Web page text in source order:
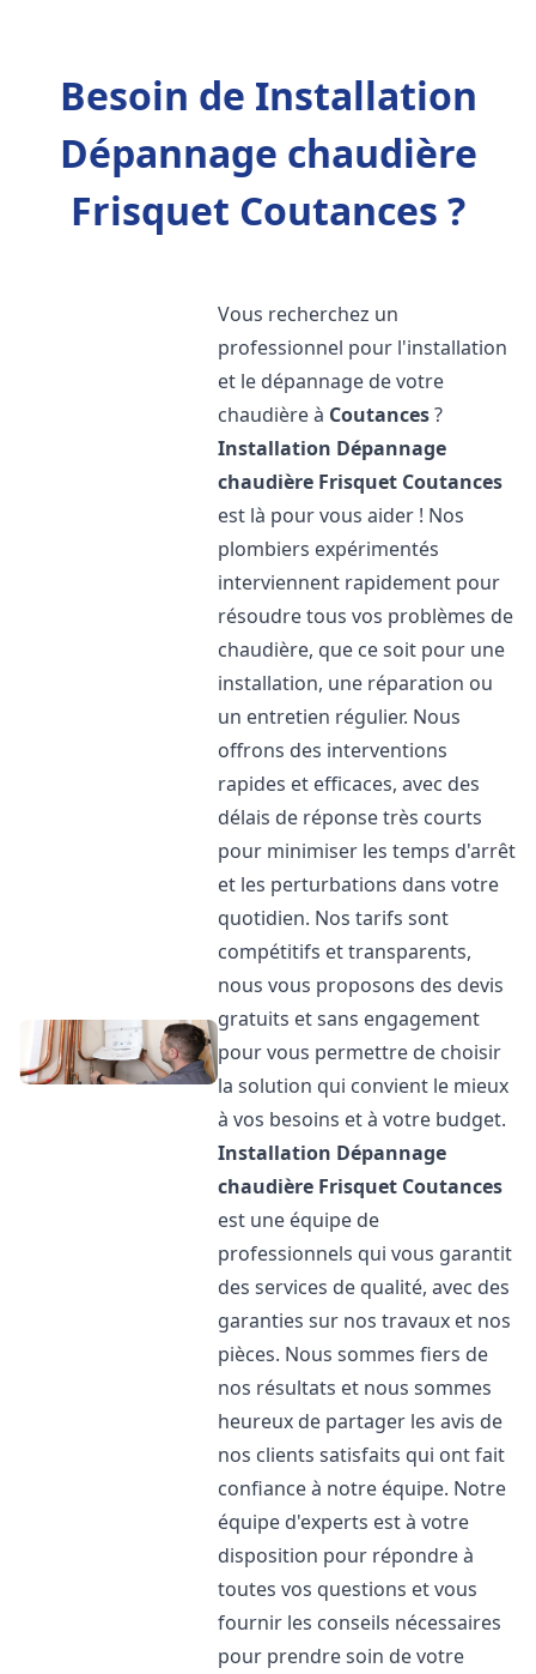
Besoin de Installation
Dépannage chaudière
Frisquet Coutances ?
Vous recherchez un
professionnel pour l'installation
et le dépannage de votre
chaudière à Coutances?
Installation Dépannage
chaudière Frisquet Coutances
est là pour vous aider ! Nos
plombiers expérimentés
interviennent rapidement pour
résoudre tous vos problèmes de
chaudière, que ce soit pour une
installation, une réparation ou
un entretien régulier. Nous
offrons des interventions
rapides et efficaces, avec des
délais de réponse très courts
pour minimiser les temps d'arrêt
et les perturbations dans votre
quotidien. Nos tarifs sont
compétitifs et transparents,
nous vous proposons des devis
gratuits et sans engagement
pour vous permettre de choisir
la solution qui convient le mieux
à vos besoins et à votre budget.
Installation Dépannage
chaudière Frisquet Coutances
est une équipe de
professionnels qui vous garantit
des services de qualité, avec des
garanties sur nos travaux et nos
pièces. Nous sommes fiers de
nos résultats et nous sommes
heureux de partager les avis de
nos clients satisfaits qui ont fait
confiance à notre équipe. Notre
équipe d'experts est à votre
disposition pour répondre à
toutes vos questions et vous
fournir les conseils nécessaires
pour prendre soin de votre